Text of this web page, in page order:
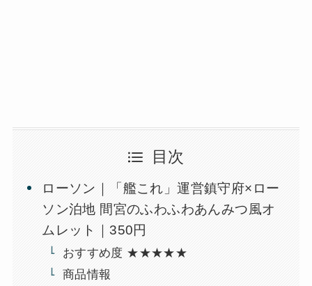
目次
ローソン｜「艦これ」運営鎮守府×ロー
ソン泊地 間宮のふわふわあんみつ風オ
ムレット｜350円
おすすめ度 ★★★★★
商品情報